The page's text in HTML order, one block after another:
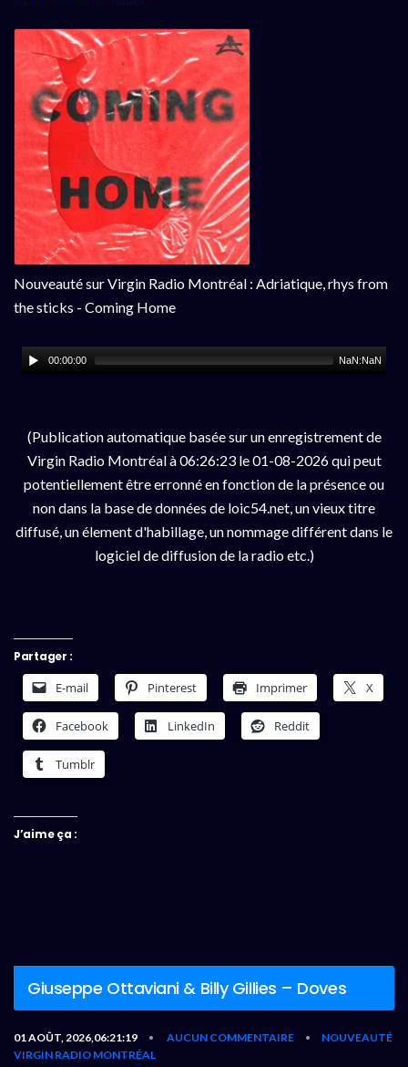
Nouveauté sur Virgin Radio Montréal : Adriatique, rhys from
the sticks - Coming Home
00:00:00 NaN:NaN
(Publication automatique basée sur un enregistrement de
Virgin Radio Montréal à 06:26:23 le 01-08-2026 qui peut
potentiellement être erronné en fonction de la présence ou
non dans la base de données de loic54.net, un vieux titre
diffusé, un élement d'habillage, un nommage différent dans le
logiciel de diffusion de la radio etc.)
Partager :
E-mail Pinterest Imprimer X
Facebook LinkedIn Reddit
Tumblr
J’aime ça :
Giuseppe Ottaviani & Billy Gillies – Doves
01 AOÛT, 2026,06:21:19 • AUCUN COMMENTAIRE •
NOUVEAUTÉ
VIRGIN RADIO MONTRÉAL